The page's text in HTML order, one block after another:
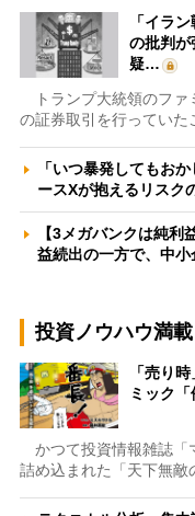
「イラ
の批判が
疑…
トランプ大統領のファ
の証券取引を行ってい
「いつ暴発してもお
ースXが抱えるリスク
【3メガバンクは純
益続出の一方で、中
投資ノウハウ満
「売り
ミック
かつて投資情報雑誌「
詰め込まれた「天下無